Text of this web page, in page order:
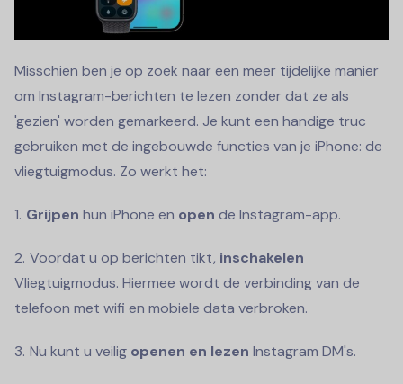
Misschien ben je op zoek naar een meer tijdelijke manier
om Instagram-berichten te lezen zonder dat ze als
'gezien' worden gemarkeerd. Je kunt een handige truc
gebruiken met de ingebouwde functies van je iPhone: de
vliegtuigmodus. Zo werkt het:
Grijpen hun iPhone en open de Instagram-app.
Voordat u op berichten tikt, inschakelen
Vliegtuigmodus. Hiermee wordt de verbinding van de
telefoon met wifi en mobiele data verbroken.
Nu kunt u veilig openen en lezen Instagram DM's.